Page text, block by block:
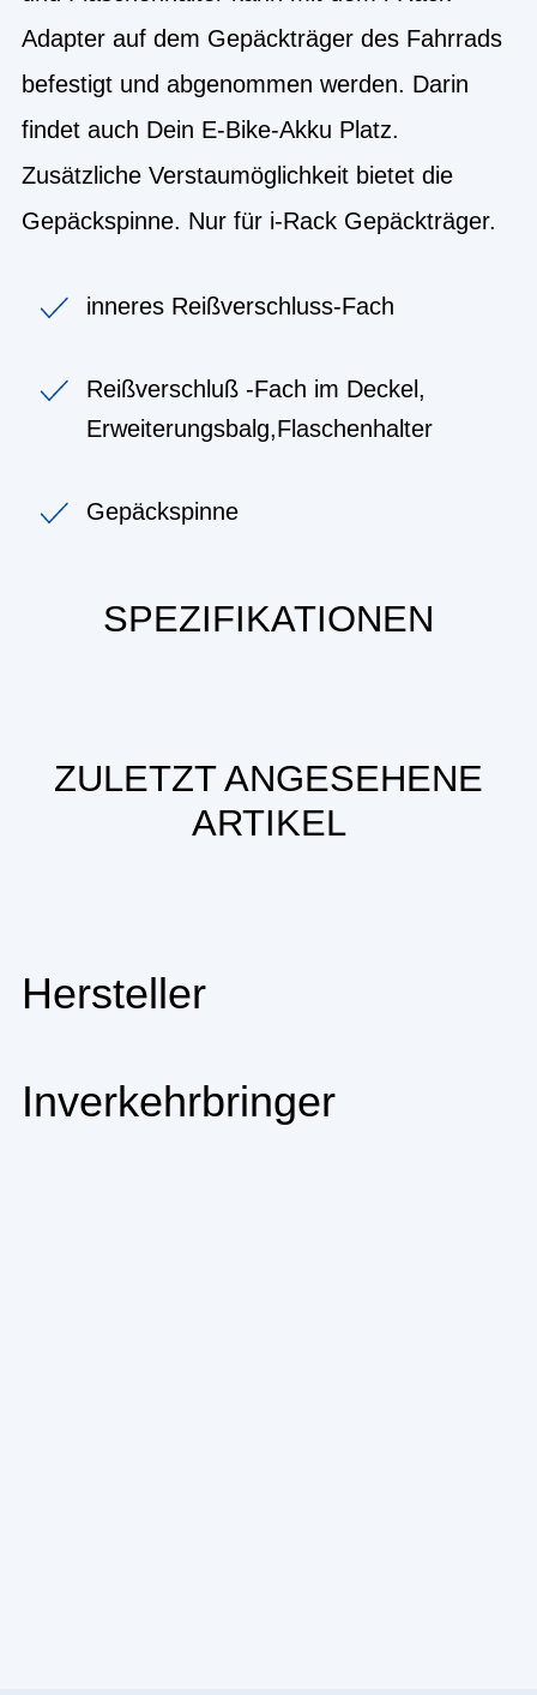
Adapter auf dem Gepäckträger des Fahrrads
befestigt und abgenommen werden. Darin
findet auch Dein E-Bike-Akku Platz.
Zusätzliche Verstaumöglichkeit bietet die
Gepäckspinne. Nur für i-Rack Gepäckträger.
inneres Reißverschluss-Fach
Reißverschluß -Fach im Deckel,
Erweiterungsbalg,Flaschenhalter
Gepäckspinne
SPEZIFIKATIONEN
ZULETZT ANGESEHENE
ARTIKEL
Hersteller
Inverkehrbringer